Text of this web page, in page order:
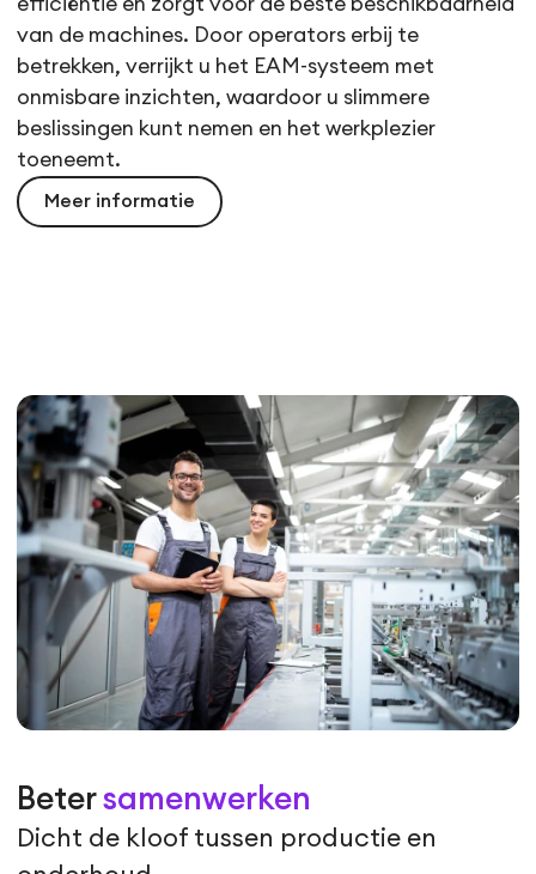
efficiëntie en zorgt voor de beste beschikbaarheid
van de machines. Door operators erbij te
betrekken, verrijkt u het EAM-systeem met
onmisbare inzichten, waardoor u slimmere
beslissingen kunt nemen en het werkplezier
toeneemt.
Meer informatie
Betersamenwerken
Dicht de kloof tussen productie en